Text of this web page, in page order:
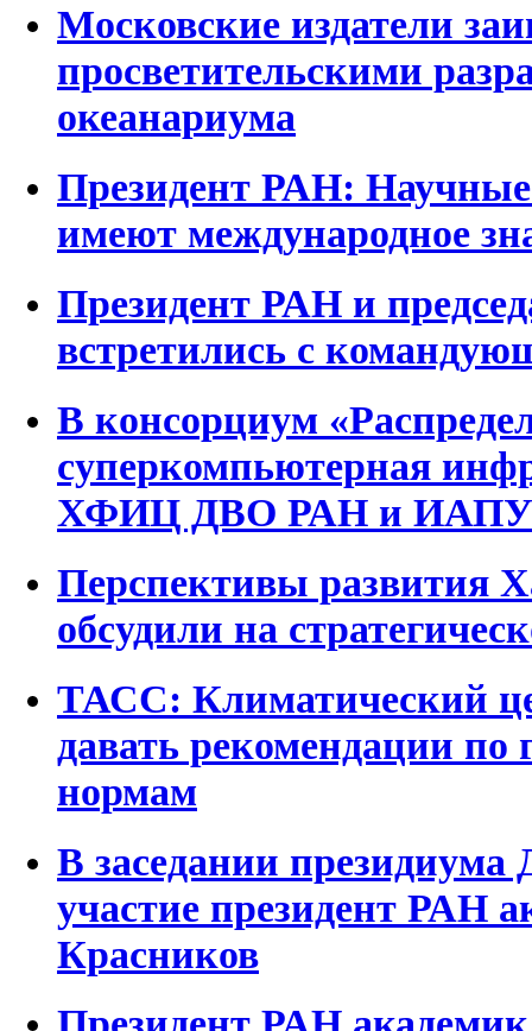
Московские издатели
просветительскими
океанариума
Президент РАН:
имеют международное
Президент РАН и
встретились с
В консорциум
суперкомпьютерная
ХФИЦ ДВО РАН и
Перспективы развития
обсудили на
ТАСС: Климатический
давать рекомендации по
нормам
В заседании
участие президент РАН
Красников